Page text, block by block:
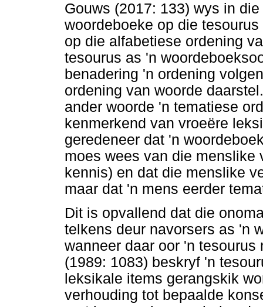
Gouws (2017: 133) wys in
woordeboeke op die
op die alfabetiese ordening
tesourus as 'n
benadering 'n ordening
ordening van woorde
ander woorde 'n tematiese
kenmerkend van vroeëre
geredeneer dat 'n
moes wees van die menslike
kennis) en dat die menslike
maar dat 'n mens eerder
Dit is opvallend dat die
telkens deur navorsers as 'n
wanneer daar oor 'n
(1989: 1083) beskryf 'n
leksikale items gerangskik
verhouding tot bepaalde